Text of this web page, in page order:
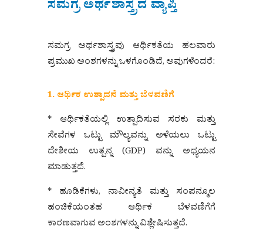
ಸಮಗ್ರ ಅರ್ಥಶಾಸ್ತ್ರದ ವ್ಯಾಪ್ತಿ
ಸಮಗ್ರ ಅರ್ಥಶಾಸ್ತ್ರವು ಆರ್ಥಿಕತೆಯ ಹಲವಾರು
ಪ್ರಮುಖ ಅಂಶಗಳನ್ನು ಒಳಗೊಂಡಿದೆ, ಅವುಗಳೆಂದರೆ:
1. ಆರ್ಥಿಕ ಉತ್ಪಾದನೆ ಮತ್ತು ಬೆಳವಣಿಗೆ
* ಆರ್ಥಿಕತೆಯಲ್ಲಿ ಉತ್ಪಾದಿಸುವ ಸರಕು ಮತ್ತು
ಸೇವೆಗಳ ಒಟ್ಟು ಮೌಲ್ಯವನ್ನು ಅಳೆಯಲು ಒಟ್ಟು
ದೇಶೀಯ ಉತ್ಪನ್ನ (GDP) ವನ್ನು ಅಧ್ಯಯನ
ಮಾಡುತ್ತದೆ.
* ಹೂಡಿಕೆಗಳು, ನಾವೀನ್ಯತೆ ಮತ್ತು ಸಂಪನ್ಮೂಲ
ಹಂಚಿಕೆಯಂತಹ ಆರ್ಥಿಕ ಬೆಳವಣಿಗೆಗೆ
ಕಾರಣವಾಗುವ ಅಂಶಗಳನ್ನು ವಿಶ್ಲೇಷಿಸುತ್ತದೆ.